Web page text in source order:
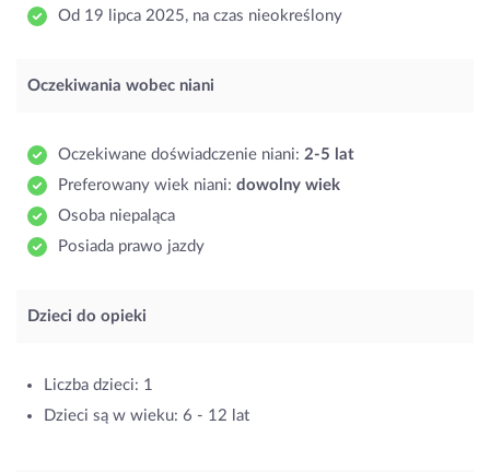
Od 19 lipca 2025, na czas nieokreślony
Oczekiwania wobec niani
Oczekiwane doświadczenie niani: 2-5 lat
Preferowany wiek niani: dowolny wiek
Osoba niepaląca
Posiada prawo jazdy
Dzieci do opieki
Liczba dzieci: 1
Dzieci są w wieku: 6 - 12 lat